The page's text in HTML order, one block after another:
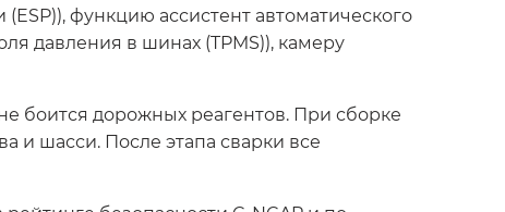
функцию ассистент автоматического
давления в шинах (TPMS)), камеру
боится дорожных реагентов. При сборке
и шасси. После этапа сварки все